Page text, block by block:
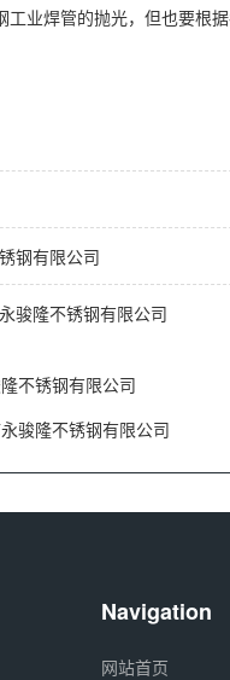
业焊管的抛光，但也要根
钢有限公司
骏隆不锈钢有限公司
不锈钢有限公司
骏隆不锈钢有限公司
Navigation
网站首页